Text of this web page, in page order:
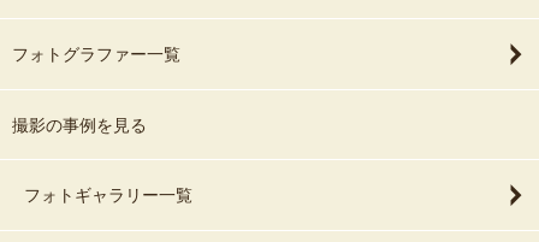
フォトグラファー一覧
撮影の事例を見る
フォトギャラリー一覧